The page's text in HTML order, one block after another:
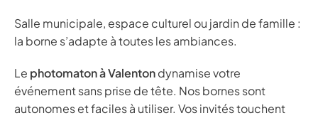
Salle municipale, espace culturel ou jardin de famille :
la borne s’adapte à toutes les ambiances.
Le photomaton à Valentondynamise votre
événement sans prise de tête. Nos bornes sont
autonomes et faciles à utiliser. Vos invités touchent